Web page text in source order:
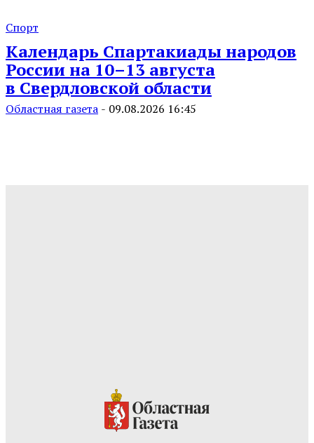
Спорт
Календарь Спартакиады народов
России на 10–13 августа
в Свердловской области
Областная газета - 09.08.2026 16:45